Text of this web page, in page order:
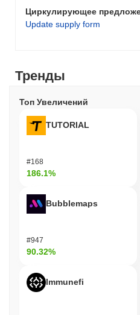
Циркулирующее
Update supply form
Тренды
Топ Увеличений
TUTORIAL
#168
186.1%
Bubblemaps
#947
90.32%
Immunefi